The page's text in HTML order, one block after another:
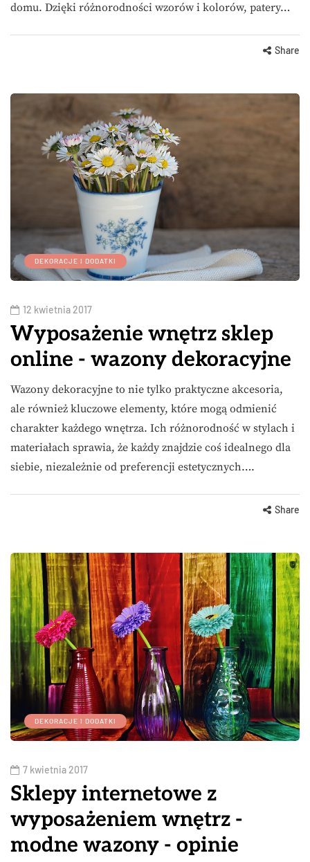
domu. Dzięki różnorodności wzorów i kolorów, patery…
Share
DEKORACJE I DODATKI
12 kwietnia 2017
Wyposażenie wnętrz sklep
online - wazony dekoracyjne
Wazony dekoracyjne to nie tylko praktyczne akcesoria,
ale również kluczowe elementy, które mogą odmienić
charakter każdego wnętrza. Ich różnorodność w stylach i
materiałach sprawia, że każdy znajdzie coś idealnego dla
siebie, niezależnie od preferencji estetycznych….
Share
DEKORACJE I DODATKI
7 kwietnia 2017
Sklepy internetowe z
wyposażeniem wnętrz -
modne wazony - opinie